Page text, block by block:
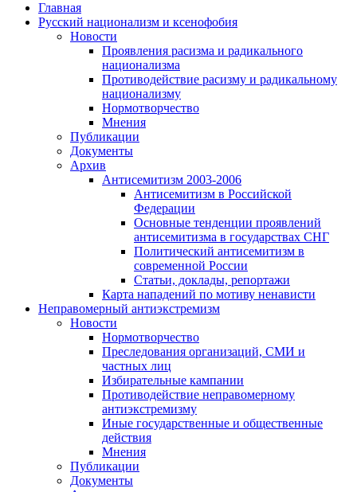
Главная
Русский национализм и ксенофобия
Новости
Проявления расизма и радикального
национализма
Противодействие расизму и радикальному
национализму
Нормотворчество
Мнения
Публикации
Документы
Архив
Антисемитизм 2003-2006
Антисемитизм в Российской
Федерации
Основные тенденции проявлений
антисемитизма в государствах СНГ
Политический антисемитизм в
современной России
Статьи, доклады, репортажи
Карта нападений по мотиву ненависти
Неправомерный антиэкстремизм
Новости
Нормотворчество
Преследования организаций, СМИ и
частных лиц
Избирательные кампании
Противодействие неправомерному
антиэкстремизму
Иные государственные и общественные
действия
Мнения
Публикации
Документы